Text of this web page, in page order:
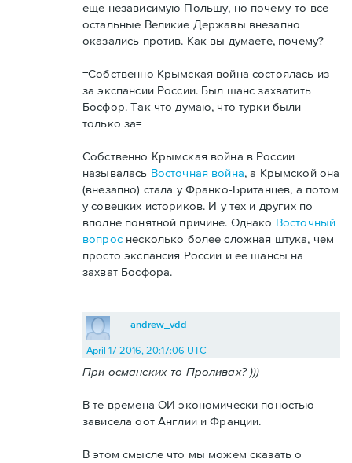
еще независимую Польшу, но почему-то все
остальные Великие Державы внезапно
оказались против. Как вы думаете, почему?
=Собственно Крымская война состоялась из-
за экспансии России. Был шанс захватить
Босфор. Так что думаю, что турки были
только за=
Собственно Крымская война в России
называлась Восточная война, а Крымской она
(внезапно) стала у Франко-Британцев, а потом
у совецких историков. И у тех и других по
вполне понятной причине. Однако Восточный
вопроснесколько более сложная штука, чем
просто экспансия России и ее шансы на
захват Босфора.
andrew_vdd
April 17 2016, 20:17:06 UTC
При османских-то Проливах? )))
В те времена ОИ экономически поностью
зависела оот Англии и Франции.
В этом смысле что мы можем сказать о